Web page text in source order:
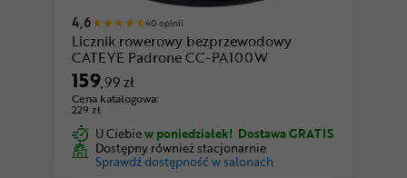
4,6 40 opinii
Licznik rowerowy bezprzewodowy
CATEYE Padrone CC-PA100W
159,99 zł
Cena katalogowa:
229 zł
U Ciebiew poniedziałek! Dostawa GRATIS
Dostępny również stacjonarnie
Sprawdź dostępność w salonach